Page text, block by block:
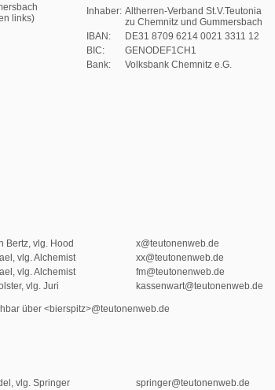
links)
Inhaber: Altherren-Verband St.V.Teutonia
zu Chemnitz und Gummersbach
IBAN:
DE31 8709 6214 0021 3311 12
BIC:
GENODEF1CH1
Bank:
Volksbank Chemnitz e.G.
Bertz, vlg. Hood
x@teutonenweb.de
vlg. Alchemist
xx@teutonenweb.de
vlg. Alchemist
fm@teutonenweb.de
vlg. Juri kassenwart@teutonenweb.de
über <bierspitz>@teutonenweb.de
vlg. Springer
springer@teutonenweb.de